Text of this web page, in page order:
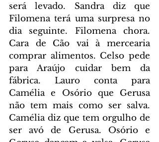
será levado. Sandra diz que
Filomena terá uma surpresa no
dia seguinte. Filomena chora.
Cara de Cão vai à mercearia
comprar alimentos. Celso pede
para Araújo cuidar bem da
fábrica. Lauro conta para
Camélia e Osório que Gerusa
não tem mais como ser salva.
Camélia diz que tem orgulho de
ser avó de Gerusa. Osório e